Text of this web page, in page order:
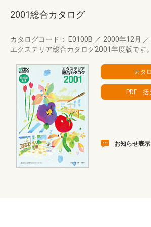
2001総合カタログ
カタログコード： E0100B ／ 2000年12月 ／
エクステリア総合カタログ2001年度版です。
お知らせ表示